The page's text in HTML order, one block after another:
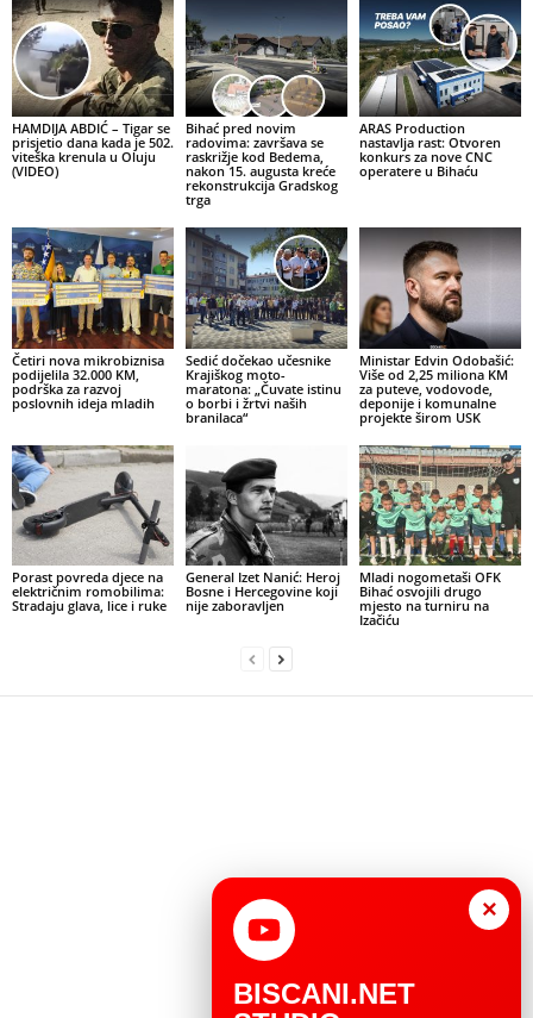
HAMDIJA ABDIĆ – Tigar se
prisjetio dana kada je 502.
viteška krenula u Oluju
(VIDEO)
Bihać pred novim
radovima: završava se
raskrižje kod Bedema,
nakon 15. augusta kreće
rekonstrukcija Gradskog
trga
ARAS Production
nastavlja rast: Otvoren
konkurs za nove CNC
operatere u Bihaću
Četiri nova mikrobiznisa
podijelila 32.000 KM,
podrška za razvoj
poslovnih ideja mladih
Sedić dočekao učesnike
Krajiškog moto-
maratona: „Čuvate istinu
o borbi i žrtvi naših
branilaca“
Ministar Edvin Odobašić:
Više od 2,25 miliona KM
za puteve, vodovode,
deponije i komunalne
projekte širom USK
Porast povreda djece na
električnim romobilima:
Stradaju glava, lice i ruke
General Izet Nanić: Heroj
Bosne i Hercegovine koji
nije zaboravljen
Mladi nogometaši OFK
Bihać osvojili drugo
mjesto na turniru na
Izačiću
×
BISCANI.NET